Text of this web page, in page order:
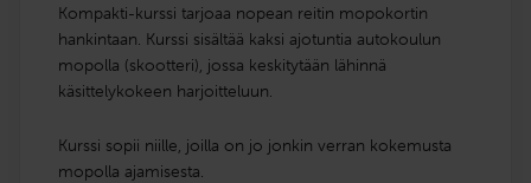
Kompakti-kurssi tarjoaa nopean reitin mopokortin
hankintaan. Kurssi sisältää kaksi ajotuntia autokoulun
mopolla (skootteri), jossa keskitytään lähinnä
käsittelykokeen harjoitteluun.
Kurssi sopii niille, joilla on jo jonkin verran kokemusta
mopolla ajamisesta.